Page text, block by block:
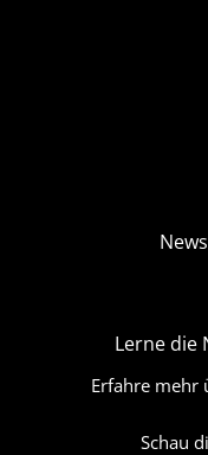
Lerne die
Erfahre mehr
Schau